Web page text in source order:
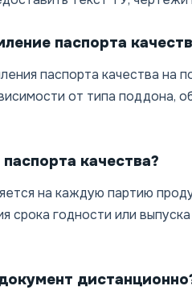
паспорта
паспорта качества на
от типа поддона,
качества?
на каждую партию
срока годности или